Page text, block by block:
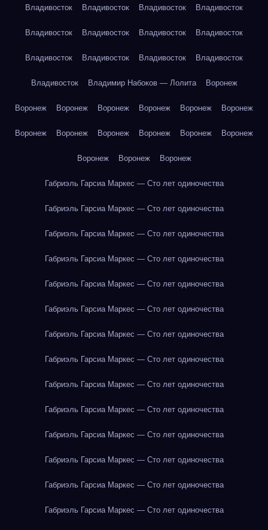
Владивосток Владивосток Владивосток Владивосток
Владивосток Владивосток Владивосток Владивосток
Владивосток Владивосток Владивосток Владивосток
Владивосток Владимир Набоков — Лолита Воронеж
Воронеж Воронеж Воронеж Воронеж Воронеж Воронеж
Воронеж Воронеж Воронеж Воронеж Воронеж Воронеж
Воронеж Воронеж Воронеж
Габриэль Гарсиа Маркес — Сто лет одиночества
Габриэль Гарсиа Маркес — Сто лет одиночества
Габриэль Гарсиа Маркес — Сто лет одиночества
Габриэль Гарсиа Маркес — Сто лет одиночества
Габриэль Гарсиа Маркес — Сто лет одиночества
Габриэль Гарсиа Маркес — Сто лет одиночества
Габриэль Гарсиа Маркес — Сто лет одиночества
Габриэль Гарсиа Маркес — Сто лет одиночества
Габриэль Гарсиа Маркес — Сто лет одиночества
Габриэль Гарсиа Маркес — Сто лет одиночества
Габриэль Гарсиа Маркес — Сто лет одиночества
Габриэль Гарсиа Маркес — Сто лет одиночества
Габриэль Гарсиа Маркес — Сто лет одиночества
Габриэль Гарсиа Маркес — Сто лет одиночества